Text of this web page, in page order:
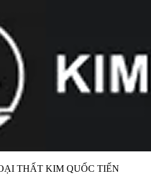
THẤT KIM QUỐC TIẾN